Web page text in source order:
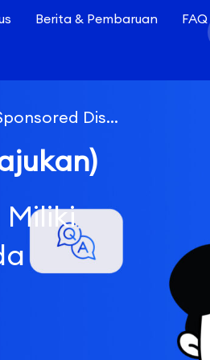
Berita & Pembaruan FAQ
Display?